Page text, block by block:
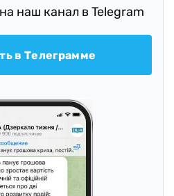
наш канал в Telegram
в Телеграмме